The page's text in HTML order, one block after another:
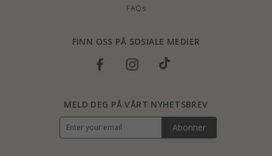
FAQs
FINN OSS PÅ SOSIALE MEDIER
MELD DEG PÅ VÅRT NYHETSBREV
Abonner